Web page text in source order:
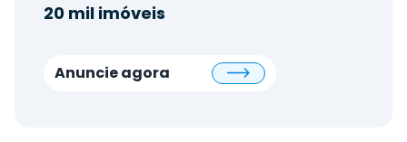
20 mil imóveis
Anuncie agora